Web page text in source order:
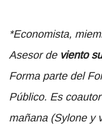
*Economista,
Asesor de viento
Forma parte del
Público. Es
mañana (Sylone y